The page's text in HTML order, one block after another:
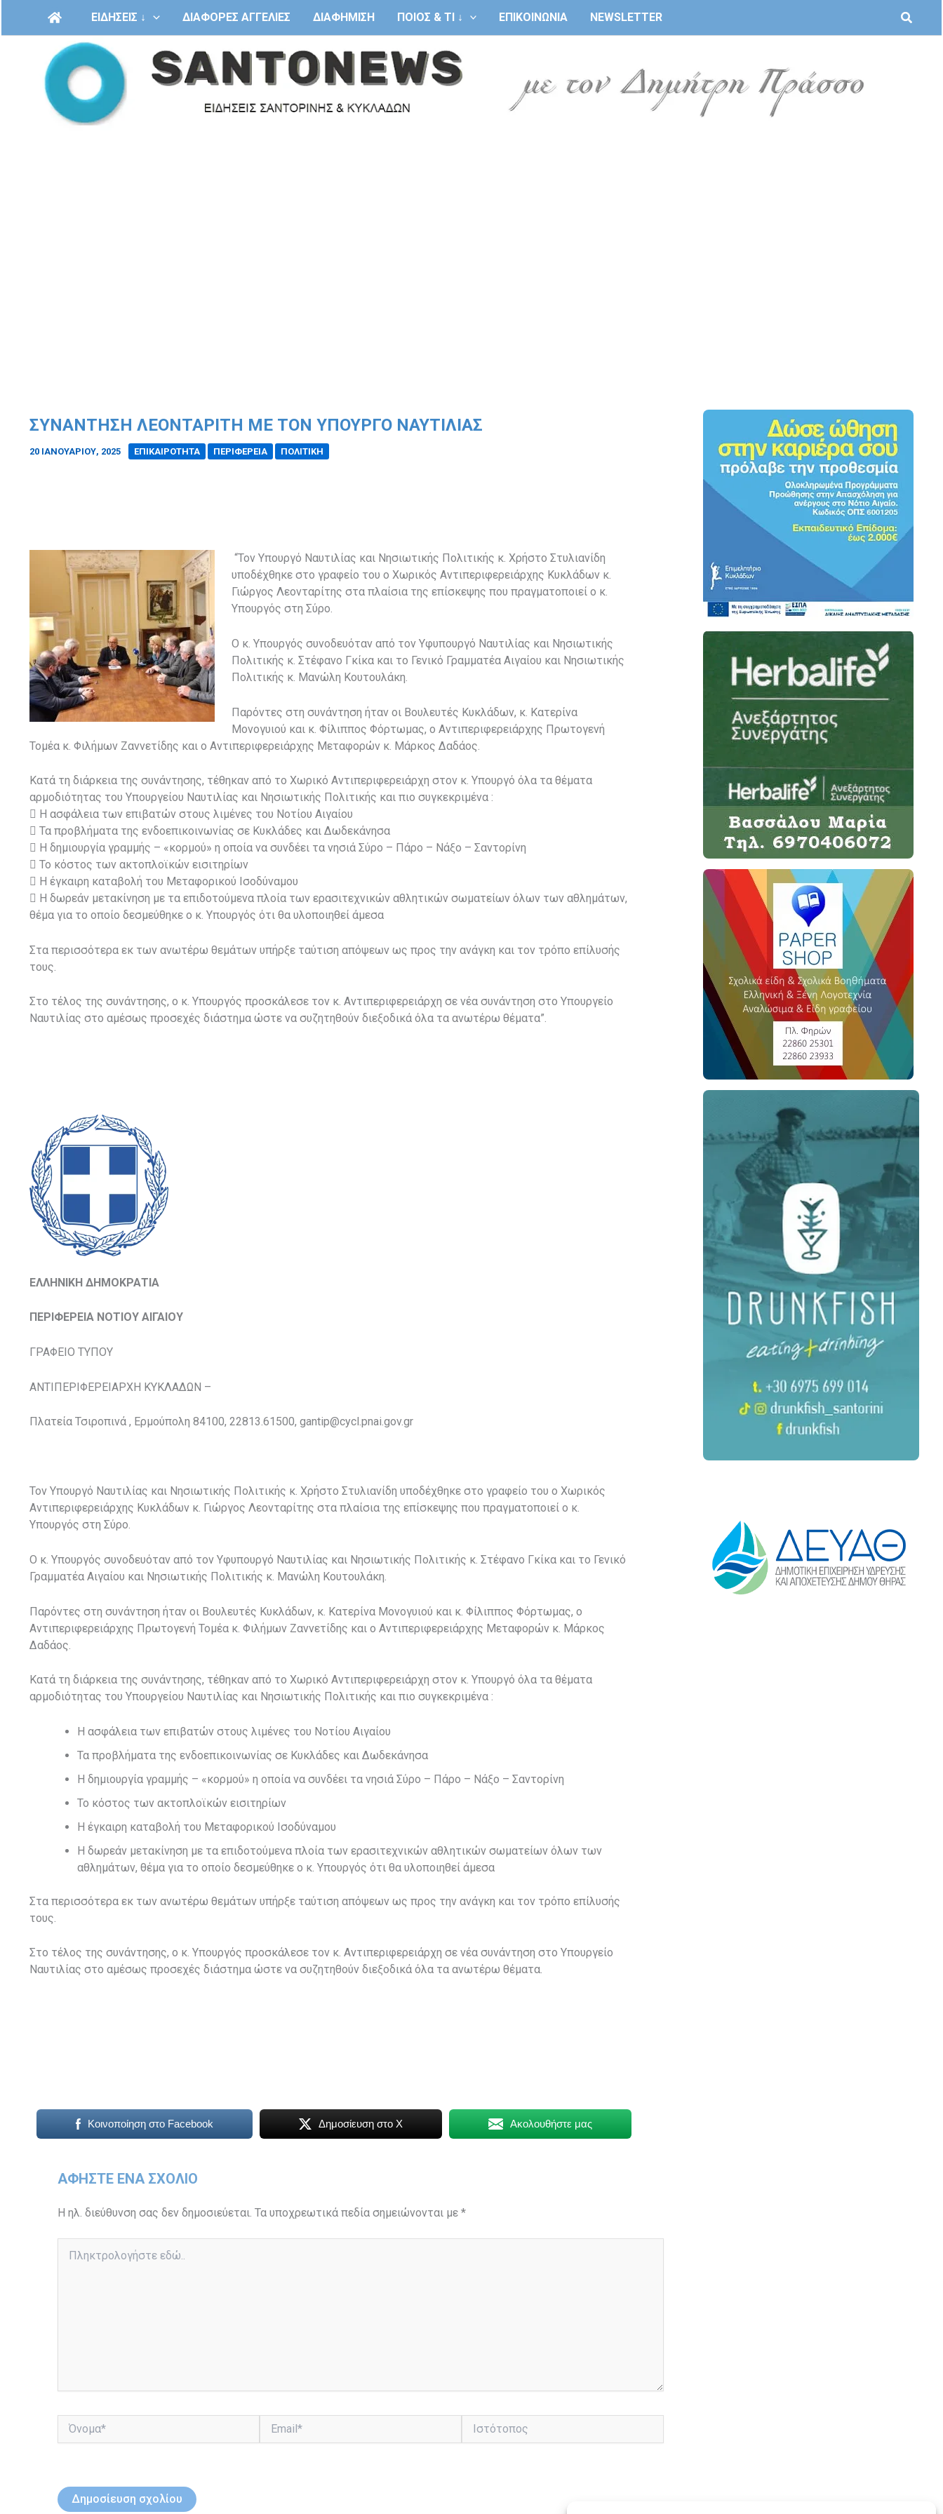
ΕΙΔΗΣΕΙΣ ↓ ΔΙΑΦΟΡΕΣ ΑΓΓΕΛΙΕΣ ΔΙΑΦΗΜΙΣΗ ΠΟΙΟΣ & ΤΙ ↓ ΕΠΙΚΟΙΝΩΝΙΑ NEWSLETTER
ΣΥΝΆΝΤΗΣΗ ΛΕΟΝΤΑΡΊΤΗ ΜΕ ΤΟΝ ΥΠΟΥΡΓΌ ΝΑΥΤΙΛΊΑΣ
20 ΙΑΝΟΥΑΡΊΟΥ, 2025 ΕΠΙΚΑΙΡΟΤΗΤΑ ΠΕΡΙΦΕΡΕΙΑ ΠΟΛΙΤΙΚΗ
“Τον Υπουργό Ναυτιλίας και Νησιωτικής Πολιτικής κ. Χρήστο Στυλιανίδη
υποδέχθηκε στο γραφείο του ο Χωρικός Αντιπεριφερειάρχης Κυκλάδων κ.
Γιώργος Λεονταρίτης στα πλαίσια της επίσκεψης που πραγματοποιεί ο κ.
Υπουργός στη Σύρο.
Ο κ. Υπουργός συνοδευόταν από τον Υφυπουργό Ναυτιλίας και Νησιωτικής
Πολιτικής κ. Στέφανο Γκίκα και το Γενικό Γραμματέα Αιγαίου και Νησιωτικής
Πολιτικής κ. Μανώλη Κουτουλάκη.
Παρόντες στη συνάντηση ήταν οι Βουλευτές Κυκλάδων, κ. Κατερίνα
Μονογυιού και κ. Φίλιππος Φόρτωμας, ο Αντιπεριφερειάρχης Πρωτογενή
Τομέα κ. Φιλήμων Ζαννετίδης και ο Αντιπεριφερειάρχης Μεταφορών κ. Μάρκος Δαδάος.
Κατά τη διάρκεια της συνάντησης, τέθηκαν από το Χωρικό Αντιπεριφερειάρχη στον κ. Υπουργό όλα τα θέματα
αρμοδιότητας του Υπουργείου Ναυτιλίας και Νησιωτικής Πολιτικής και πιο συγκεκριμένα :
 Η ασφάλεια των επιβατών στους λιμένες του Νοτίου Αιγαίου
 Τα προβλήματα της ενδοεπικοινωνίας σε Κυκλάδες και Δωδεκάνησα
 Η δημιουργία γραμμής – «κορμού» η οποία να συνδέει τα νησιά Σύρο – Πάρο – Νάξο – Σαντορίνη
 Το κόστος των ακτοπλοϊκών εισιτηρίων
 Η έγκαιρη καταβολή του Μεταφορικού Ισοδύναμου
 Η δωρεάν μετακίνηση με τα επιδοτούμενα πλοία των ερασιτεχνικών αθλητικών σωματείων όλων των αθλημάτων,
θέμα για το οποίο δεσμεύθηκε ο κ. Υπουργός ότι θα υλοποιηθεί άμεσα
Στα περισσότερα εκ των ανωτέρω θεμάτων υπήρξε ταύτιση απόψεων ως προς την ανάγκη και τον τρόπο επίλυσής
τους.
Στο τέλος της συνάντησης, ο κ. Υπουργός προσκάλεσε τον κ. Αντιπεριφερειάρχη σε νέα συνάντηση στο Υπουργείο
Ναυτιλίας στο αμέσως προσεχές διάστημα ώστε να συζητηθούν διεξοδικά όλα τα ανωτέρω θέματα”.
ΕΛΛΗΝΙΚΗ ΔΗΜΟΚΡΑΤΙΑ
ΠΕΡΙΦΕΡΕΙΑ ΝΟΤΙΟΥ ΑΙΓΑΙΟΥ
ΓΡΑΦΕΙΟ ΤΥΠΟΥ
ΑΝΤΙΠΕΡΙΦΕΡΕΙΑΡΧΗ ΚΥΚΛΑΔΩΝ –
Πλατεία Τσιροπινά , Ερμούπολη 84100, 22813.61500, gantip@cycl.pnai.gov.gr
Τον Υπουργό Ναυτιλίας και Νησιωτικής Πολιτικής κ. Χρήστο Στυλιανίδη υποδέχθηκε στο γραφείο του ο Χωρικός
Αντιπεριφερειάρχης Κυκλάδων κ. Γιώργος Λεονταρίτης στα πλαίσια της επίσκεψης που πραγματοποιεί ο κ.
Υπουργός στη Σύρο.
Ο κ. Υπουργός συνοδευόταν από τον Υφυπουργό Ναυτιλίας και Νησιωτικής Πολιτικής κ. Στέφανο Γκίκα και το Γενικό
Γραμματέα Αιγαίου και Νησιωτικής Πολιτικής κ. Μανώλη Κουτουλάκη.
Παρόντες στη συνάντηση ήταν οι Βουλευτές Κυκλάδων, κ. Κατερίνα Μονογυιού και κ. Φίλιππος Φόρτωμας, ο
Αντιπεριφερειάρχης Πρωτογενή Τομέα κ. Φιλήμων Ζαννετίδης και ο Αντιπεριφερειάρχης Μεταφορών κ. Μάρκος
Δαδάος.
Κατά τη διάρκεια της συνάντησης, τέθηκαν από το Χωρικό Αντιπεριφερειάρχη στον κ. Υπουργό όλα τα θέματα
αρμοδιότητας του Υπουργείου Ναυτιλίας και Νησιωτικής Πολιτικής και πιο συγκεκριμένα :
Η ασφάλεια των επιβατών στους λιμένες του Νοτίου Αιγαίου
Τα προβλήματα της ενδοεπικοινωνίας σε Κυκλάδες και Δωδεκάνησα
Η δημιουργία γραμμής – «κορμού» η οποία να συνδέει τα νησιά Σύρο – Πάρο – Νάξο – Σαντορίνη
Το κόστος των ακτοπλοϊκών εισιτηρίων
Η έγκαιρη καταβολή του Μεταφορικού Ισοδύναμου
Η δωρεάν μετακίνηση με τα επιδοτούμενα πλοία των ερασιτεχνικών αθλητικών σωματείων όλων των
αθλημάτων, θέμα για το οποίο δεσμεύθηκε ο κ. Υπουργός ότι θα υλοποιηθεί άμεσα
Στα περισσότερα εκ των ανωτέρω θεμάτων υπήρξε ταύτιση απόψεων ως προς την ανάγκη και τον τρόπο επίλυσής
τους.
Στο τέλος της συνάντησης, ο κ. Υπουργός προσκάλεσε τον κ. Αντιπεριφερειάρχη σε νέα συνάντηση στο Υπουργείο
Ναυτιλίας στο αμέσως προσεχές διάστημα ώστε να συζητηθούν διεξοδικά όλα τα ανωτέρω θέματα.
Κοινοποίηση στο Facebook Δημοσίευση στο X Ακολουθήστε μας
ΑΦΉΣΤΕ ΈΝΑ ΣΧΌΛΙΟ
Η ηλ. διεύθυνση σας δεν δημοσιεύεται. Τα υποχρεωτικά πεδία σημειώνονται με *
εδώ..
Όνομα* Ιστότοπος